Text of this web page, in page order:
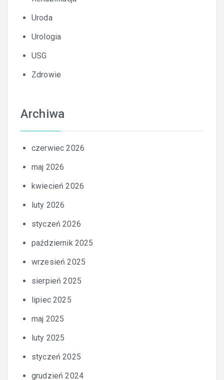
Uroda
Urologia
USG
Zdrowie
Archiwa
czerwiec 2026
maj 2026
kwiecień 2026
luty 2026
styczeń 2026
październik 2025
wrzesień 2025
sierpień 2025
lipiec 2025
maj 2025
luty 2025
styczeń 2025
grudzień 2024